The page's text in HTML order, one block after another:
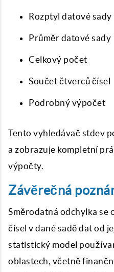
Rozptyl datové sady
Průměr datové sady
Celkový počet
Součet čtverců čísel
Podrobný výpočet
Tento vyhledávač stdev
a zobrazuje kompletní
výpočty.
Závěrečná
Směrodatná odchylka se
čísel v dané sadě dat od
statistický model
oblastech, včetně